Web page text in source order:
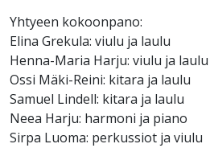
Yhtyeen kokoonpano:
Elina Grekula: viulu ja laulu
Henna-Maria Harju: viulu ja laulu
Ossi Mäki-Reini: kitara ja laulu
Samuel Lindell: kitara ja laulu
Neea Harju: harmoni ja piano
Sirpa Luoma: perkussiot ja viulu